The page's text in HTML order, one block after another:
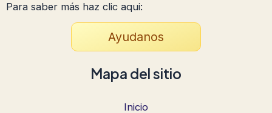
Para saber más haz clic aqui:
Ayudanos
Mapa del sitio
Inicio